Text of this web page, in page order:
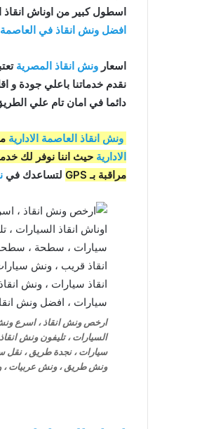
اسطول كبير من اوناش انقاذ
افضل ونش انقاذ في العاصمة
اسعار ونش انقاذ المصرية
دائما في امان تام علي
ونش انقاذ العاصمة الادارية
الادارية حيث اننا نوفر لك
مراقبة بـ GPS
لتساعدك في
ارخص ونش انقاذ ، اسرع ونش
السيارات ، تليفون ونش
سيارات ، نجدة طريق ، نقل
ونش طريق ، ونش عربيات ،